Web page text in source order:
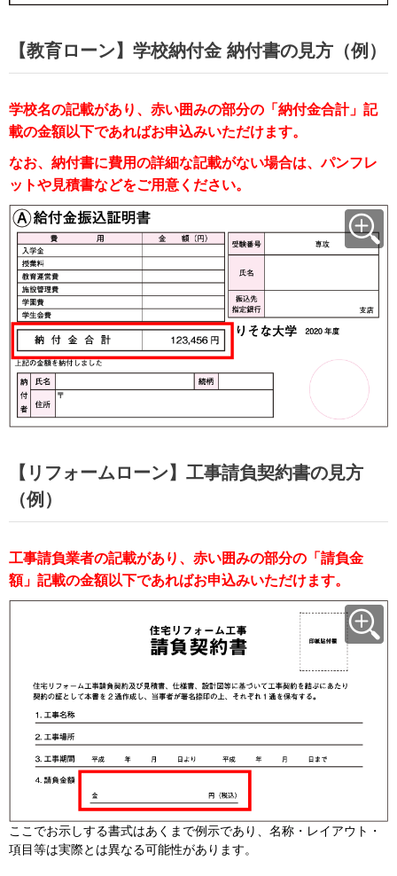
【教育ローン】学校納付金 納付書の見方（例）
学校名の記載があり、赤い囲みの部分の「納付金合計」記
載の金額以下であればお申込みいただけます。
なお、納付書に費用の詳細な記載がない場合は、パンフレ
ットや見積書などをご用意ください。
【リフォームローン】工事請負契約書の見方
（例）
工事請負業者の記載があり、赤い囲みの部分の「請負金
額」記載の金額以下であればお申込みいただけます。
ここでお示しする書式はあくまで例示であり、名称・レイアウト・
項目等は実際とは異なる可能性があります。